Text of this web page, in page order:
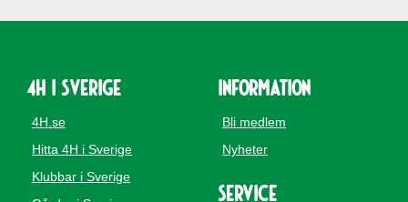
4H i Sverige
4H.se
Hitta 4H i Sverige
Klubbar i Sverige
Information
Bli medlem
Nyheter
Service